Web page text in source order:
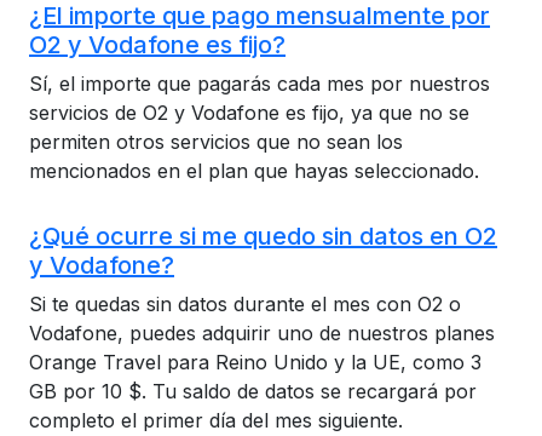
¿El importe que pago mensualmente por
O2 y Vodafone es fijo?
Sí, el importe que pagarás cada mes por nuestros
servicios de O2 y Vodafone es fijo, ya que no se
permiten otros servicios que no sean los
mencionados en el plan que hayas seleccionado.
¿Qué ocurre si me quedo sin datos en O2
y Vodafone?
Si te quedas sin datos durante el mes con O2 o
Vodafone, puedes adquirir uno de nuestros planes
Orange Travel para Reino Unido y la UE, como 3
GB por 10 $. Tu saldo de datos se recargará por
completo el primer día del mes siguiente.